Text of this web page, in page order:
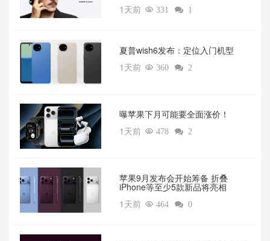
1天前  331  1
夏普wish6发布：定位入门机型
1天前  360  2
曝苹果下月可能要全面涨价！
1天前  478  2
苹果9月发布会开始筹备 折叠
iPhone等至少5款新品将亮相
1天前  464  0